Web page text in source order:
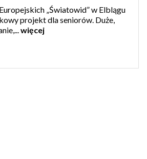
„Światowid” w Elblągu
projekt dla seniorów. Duże,
więcej